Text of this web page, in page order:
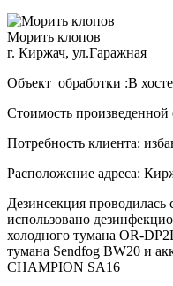
Морить клопов
г. Киржач, ул.Гаражная
Объект обработки :В
Стоимость произведенной
Потребность клиента:
Расположение адреса:
Дезинсекция
использовано
холодного тумана OR-
тумана Sendfog BW20 и
CHAMPION SA16